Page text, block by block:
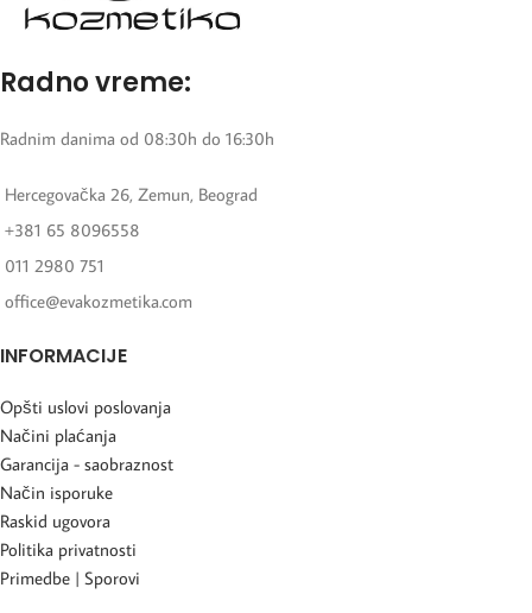
Radno vreme:
Radnim danima od 08:30h do 16:30h
Hercegovačka 26, Zemun, Beograd
+381 65 8096558
011 2980 751
office@evakozmetika.com
INFORMACIJE
Opšti uslovi poslovanja
Načini plaćanja
Garancija - saobraznost
Način isporuke
Raskid ugovora
Politika privatnosti
Primedbe | Sporovi